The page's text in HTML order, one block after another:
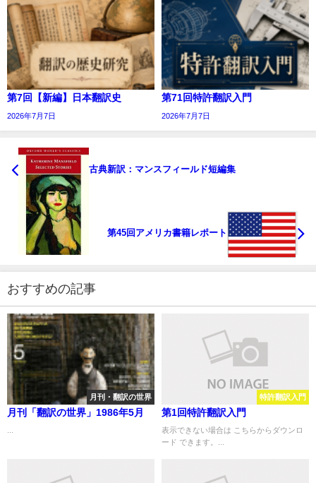
第7回【新編】日本翻訳史
2026年7月7日
第71回特許翻訳入門
2026年7月7日
古典新訳：マンスフィールド短編集
第45回アメリカ書籍レポート
おすすめの記事
月刊・翻訳の世界
月刊「翻訳の世界」1986年5月
特許翻訳入門
第1回特許翻訳入門
表示できない場合は こちらからダウンロ
ード できます。...